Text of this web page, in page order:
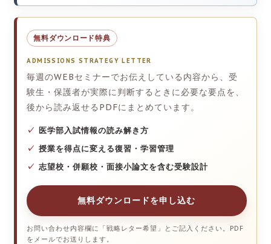
無料ダウンロード特典
ADMISSIONS STRATEGY LETTER
毎週のWEBセミナーでお伝えしている内容から、受
験生・保護者が実際に判断するときに必要な要点を、
後から読み返せるPDFにまとめています。
医学部入試情報の読み解き方
授業を得点に変える復習・学習管理
志望校・併願校・面接小論文を含む受験設計
無料ダウンロードを申し込む
お問い合わせ内容欄に「戦略レター希望」とご記入ください。PDF
をメールでお送りします。